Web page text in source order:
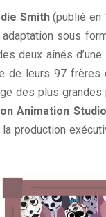
Smith(publié en
sous
deux aînés
de leurs 97
des plus grandes
Animation
production